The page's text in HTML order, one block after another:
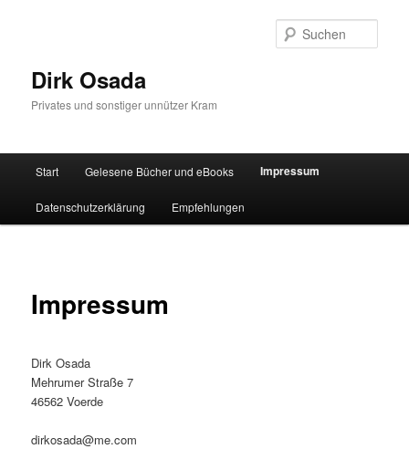
Dirk Osada
Privates und sonstiger unnützer Kram
Start Gelesene Bücher und eBooks Impressum
Datenschutzerklärung Empfehlungen
Impressum
Dirk Osada
Mehrumer Straße 7
46562 Voerde
dirkosada@me.com